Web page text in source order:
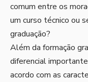
comum entre os
um curso técnico ou
graduação?
Além da formação
diferencial
acordo com as